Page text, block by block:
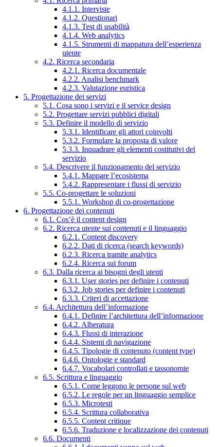
4.1.1. Interviste
4.1.2. Questionari
4.1.3. Test di usabilità
4.1.4. Web analytics
4.1.5. Strumenti di mappatura dell’esperienza
utente
4.2. Ricerca secondaria
4.2.1. Ricerca documentale
4.2.2. Analisi benchmark
4.2.3. Valutazione euristica
5. Progettazione dei servizi
5.1. Cosa sono i servizi e il service design
5.2. Progettare servizi pubblici digitali
5.3. Definire il modello di servizio
5.3.1. Identificare gli attori coinvolti
5.3.2. Formulare la proposta di valore
5.3.3. Inquadrare gli elementi costitutivi del
servizio
5.4. Descrivere il funzionamento del servizio
5.4.1. Mappare l’ecosistema
5.4.2. Rappresentare i flussi di servizio
5.5. Co-progettare le soluzioni
5.5.1. Workshop di co-progettazione
6. Progettazione dei contenuti
6.1. Cos’è il content design
6.2. Ricerca utente sui contenuti e il linguaggio
6.2.1. Content discovery
6.2.2. Dati di ricerca (search keywords)
6.2.3. Ricerca tramite analytics
6.2.4. Ricerca sui forum
6.3. Dalla ricerca ai bisogni degli utenti
6.3.1. User stories per definire i contenuti
6.3.2. Job stories per definire i contenuti
6.3.3. Criteri di accettazione
6.4. Architettura dell’informazione
6.4.1. Definire l’architettura dell’informazione
6.4.2. Alberatura
6.4.3. Flussi di interazione
6.4.4. Sistemi di navigazione
6.4.5. Tipologie di contenuto (content type)
6.4.6. Ontologie e standard
6.4.7. Vocabolari controllati e tassonomie
6.5. Scrittura e linguaggio
6.5.1. Come leggono le persone sul web
6.5.2. Le regole per un linguaggio semplice
6.5.3. Microtesti
6.5.4. Scrittura collaborativa
6.5.5. Content critique
6.5.6. Traduzione e localizzazione dei contenuti
6.6. Documenti